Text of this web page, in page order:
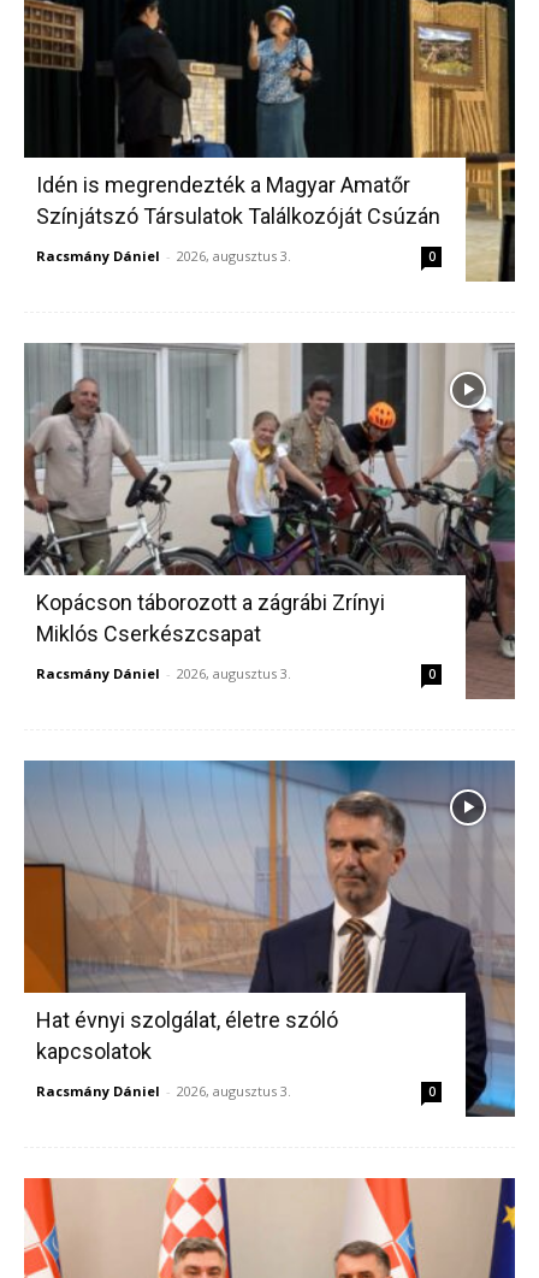
Idén is megrendezték a Magyar Amatőr
Színjátszó Társulatok Találkozóját Csúzán
Racsmány Dániel - 2026, augusztus 3. 0
Kopácson táborozott a zágrábi Zrínyi
Miklós Cserkészcsapat
Racsmány Dániel - 2026, augusztus 3. 0
Hat évnyi szolgálat, életre szóló
kapcsolatok
Racsmány Dániel - 2026, augusztus 3. 0